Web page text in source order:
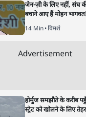
जेन-ज़ी के लिए नहीं, संघ
बचाने आए हैं मोहन भागवत!
14 Min• विमर्श
Advertisement
होर्मुज समझौते के करीब
स्ट्रेट को खोलने के लिए